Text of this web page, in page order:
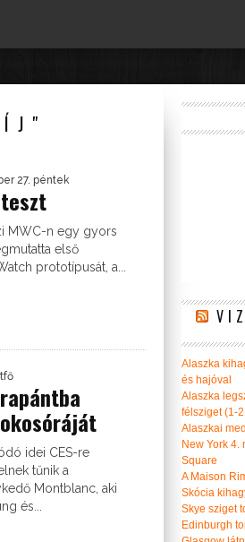
27. péntek
MWC-n egy gyors
első
prototípusát, a...
idei CES-re
tűnik a
Montblanc, aki
és...
Alaszka
és hajóval
Alaszka
félsziget (1-
Alaszkai
New York 4.
Square
A Maison
Skócia
Skye sziget
Edinburgh